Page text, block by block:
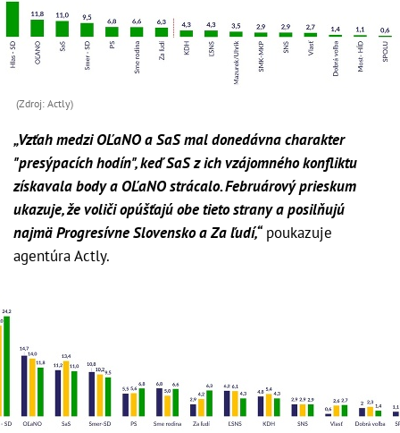
(Zdroj: Actly)
„Vzťah medzi OĽaNO a SaS mal donedávna charakter
"presýpacích hodín", keď SaS z ich vzájomného konfliktu
získavala body a OĽaNO strácalo. Februárový prieskum
ukazuje, že voliči opúšťajú obe tieto strany a posilňujú
najmä Progresívne Slovensko a Za ľudí,“poukazuje
agentúra Actly.